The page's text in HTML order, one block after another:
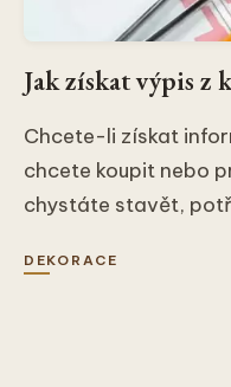
Jak získat výpis z
Chcete-li získat
chcete koupit nebo
chystáte stavět,
DEKORACE